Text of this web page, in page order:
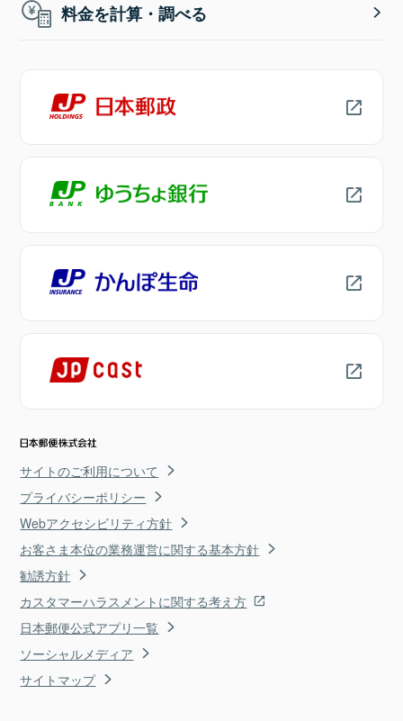
料金を計算・調べる
サイトのご利用について
プライバシーポリシー
Webアクセシビリティ方針
お客さま本位の業務運営に関する基本方針
勧誘方針
カスタマーハラスメントに関する考え方
日本郵便公式アプリ一覧
ソーシャルメディア
サイトマップ